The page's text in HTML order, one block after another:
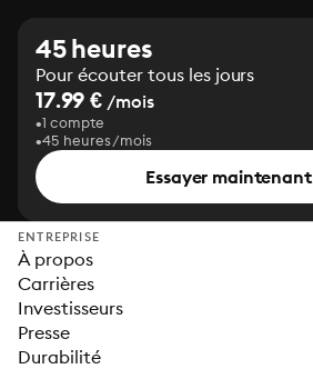
45 heures
Pour écouter tous les jours
17.99 € /mois
1 compte
45 heures/mois
Essayer maintenant
ENTREPRISE
À propos
Carrières
Investisseurs
Presse
Durabilité